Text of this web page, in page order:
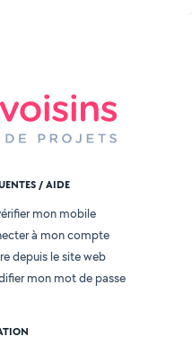
/ AIDE
mon mobile
à mon compte
depuis le site web
mon mot de passe